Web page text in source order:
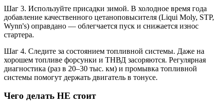
Шаг 3. Используйте присадки зимой. В холодное время года
добавление качественного цетаноповысителя (Liqui Moly, STP,
Wynn's) оправдано — облегчается пуск и снижается износ
стартера.
Шаг 4. Следите за состоянием топливной системы. Даже на
хорошем топливе форсунки и ТНВД засоряются. Регулярная
диагностика (раз в 20–30 тыс. км) и промывка топливной
системы помогут держать двигатель в тонусе.
Чего делать НЕ стоит